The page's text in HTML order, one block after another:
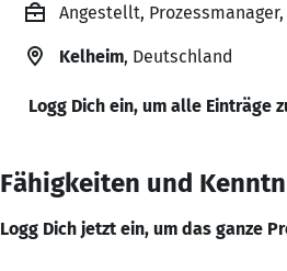
Angestellt,
Kelheim, Deutschland
Logg Dich ein, um alle Einträge
Fähigkeiten und
Logg Dich jetzt ein, um das ganze